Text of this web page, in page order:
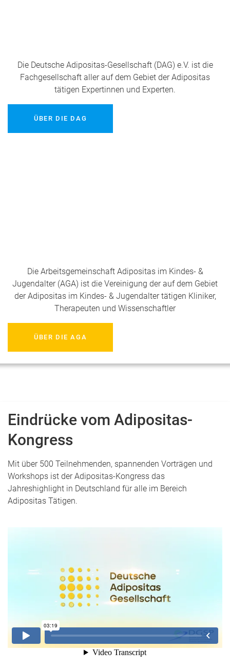
Die Deutsche Adipositas-Gesellschaft (DAG) e.V. ist die
Fachgesellschaft aller auf dem Gebiet der Adipositas
tätigen Expertinnen und Experten.
ÜBER DIE DAG
Die Arbeitsgemeinschaft Adipositas im Kindes- &
Jugendalter (AGA) ist die Vereinigung der auf dem Gebiet
der Adipositas im Kindes- & Jugendalter tätigen Kliniker,
Therapeuten und Wissenschaftler
ÜBER DIE AGA
Eindrücke vom Adipositas-
Kongress
Mit über 500 Teilnehmenden, spannenden Vorträgen und
Workshops ist der Adipositas-Kongress das
Jahreshighlight in Deutschland für alle im Bereich
Adipositas Tätigen.